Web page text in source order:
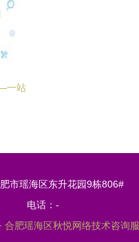
一站
市瑶海区东升花园9栋806#
电话：-
合肥瑶海区秋悦网络技术咨询